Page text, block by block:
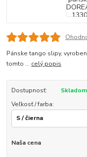
Pánske tango slipy,
tomto ... celý popis
Dostupnosť:
Skladom
Veľkosť / farba:
Naša cena